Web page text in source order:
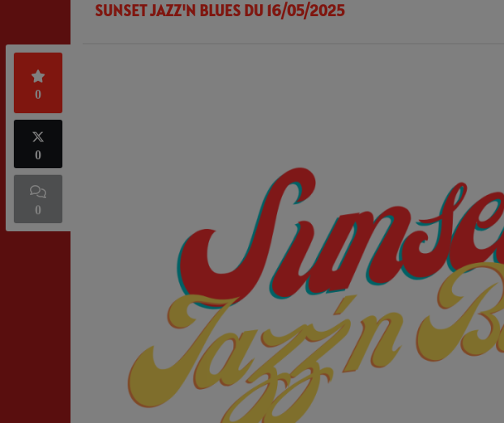
SUNSET JAZZ'N BLUES DU 16/05/2025
0
0
0
MA VIE EN JAZZ (Archives)